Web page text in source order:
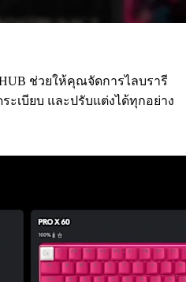
ช่วยให้คุณจัดการไลบรารี
ะเบียบ และปรับแต่งได้ทุกอย่าง